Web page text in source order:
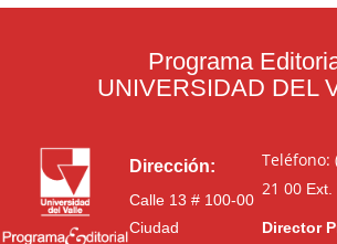
Programa
UNIVERSIDAD DEL
Dirección:
Calle 13 # 100-00
Ciudad
Teléfono:
21 00Ext.
Director